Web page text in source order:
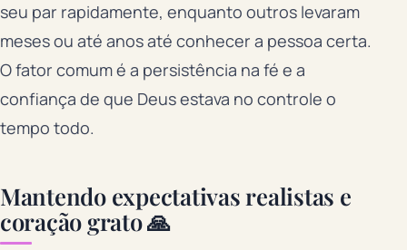
seu par rapidamente, enquanto outros levaram
meses ou até anos até conhecer a pessoa certa.
O fator comum é a persistência na fé e a
confiança de que Deus estava no controle o
tempo todo.
Mantendo expectativas realistas e
coração grato 🙏